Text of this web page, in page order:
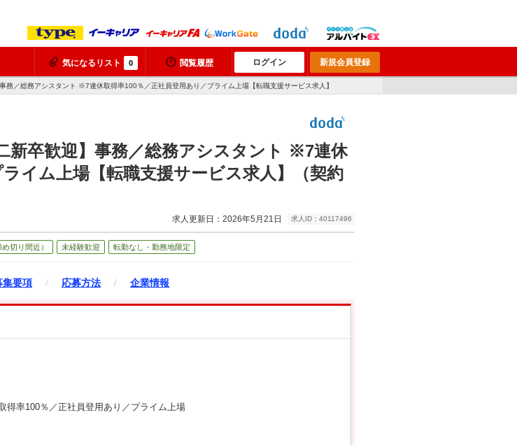
気になるリスト 0 閲覧履歴 ログイン 新規会員登録
務／総務アシスタント ※7連休取得率100％／正社員登用あり／プライム上場【転職支援サービス求人】
新卒歓迎】事務／総務アシスタント ※7連休
イム上場【転職支援サービス求人】（契約
求人更新日：2026年5月21日 求人ID：40117496
切り間近） 未経験歓迎 転勤なし・勤務地限定
集要項 / 応募方法 / 企業情報
得率100％／正社員登用あり／プライム上場